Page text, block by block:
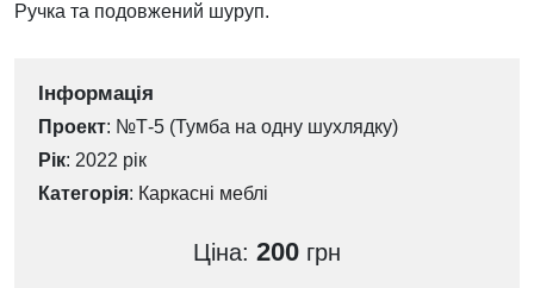
Ручка та подовжений шуруп.
Інформація
Проект: №Т-5 (Тумба на одну шухлядку)
Рік: 2022 рік
Категорія: Каркасні меблі
Ціна: 200 грн